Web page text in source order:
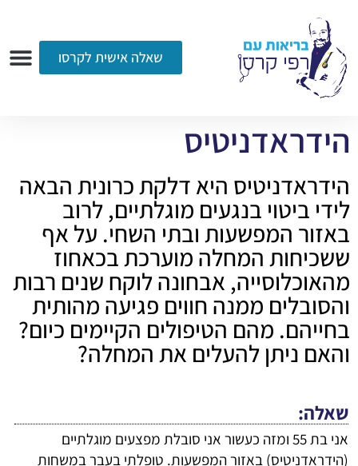
שאלה אישית לקרסו
הידראדניטיס
הידראדניטיס היא דלקת כרונית הבאה
לידי ביטוי בנגעים מוגלתיים, לרוב
באזור המפשעות ובתי השחי. על אף
ששכיחות המחלה מוערכת בכאחוז
מהאוכלוסייה, אבחונה לוקח שנים רבות
והסובלים ממנה חווים פגיעה מהותית
בחייהם. מהם הטיפולים הקיימים כיום?
והאם ניתן להעלים את המחלה?
שאלה
אני בת 55 ומזה כעשור אני סובלת מפצעים מוגלתיים
(הידראדניטיס) באזור המפשעות. טופלתי בעבר במשחות